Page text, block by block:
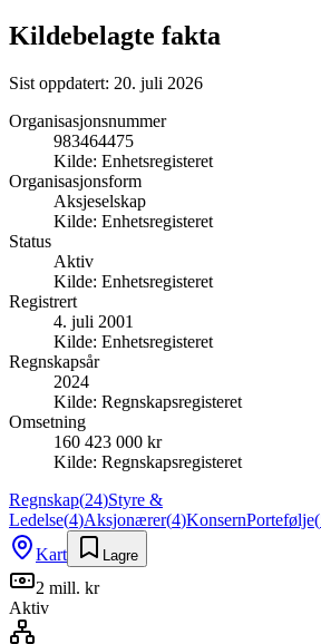
Kildebelagte fakta
Sist oppdatert: 20. juli 2026
Organisasjonsnummer
983464475
Kilde: Enhetsregisteret
Organisasjonsform
Aksjeselskap
Kilde: Enhetsregisteret
Status
Aktiv
Kilde: Enhetsregisteret
Registrert
4. juli 2001
Kilde: Enhetsregisteret
Regnskapsår
2024
Kilde: Regnskapsregisteret
Omsetning
160 423 000 kr
Kilde: Regnskapsregisteret
Regnskap(24)Styre &
Ledelse(4)Aksjonærer(4)KonsernPortefølje(
Kart
Lagre
2 mill. kr
Aktiv